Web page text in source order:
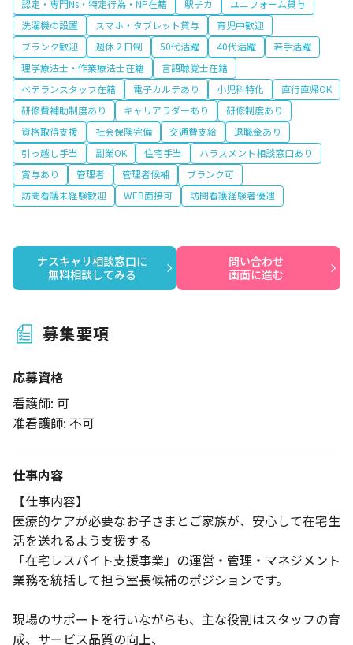
認定・専門Ns・特定行為・NP在籍 駅チカ
ユニフォーム貸与
洗濯機の設置
スマホ・タブレット貸与
育児中歓迎
ブランク歓迎
週休２日制 50代活躍 40代活躍
若手活躍
理学療法士・作業療法士在籍
言語聴覚士在籍
ベテランスタッフ在籍
電子カルテあり 小児科特化
直行直帰OK
研修費補助制度あり
キャリアラダーあり
研修制度あり
資格取得支援
社会保険完備 交通費支給
退職金あり
引っ越し手当
副業OK 住宅手当
ハラスメント相談窓口あり
賞与あり
管理者 管理者候補
ブランク可
訪問看護未経験歓迎
WEB面接可 訪問看護経験者優遇
ナスキャリ相談窓口に
無料相談してみる
問い合わせ
画面に進む
募集要項
応募資格
看護師: 可
准看護師: 不可
仕事内容
【仕事内容】
医療的ケアが必要なお子さまとご家族が、安心して在宅生
活を送れるよう支援する
「在宅レスパイト支援事業」の運営・管理・マネジメント
業務を統括して担う室長候補のポジションです。
現場のサポートを行いながらも、主な役割はスタッフの育
成、サービス品質の向上、